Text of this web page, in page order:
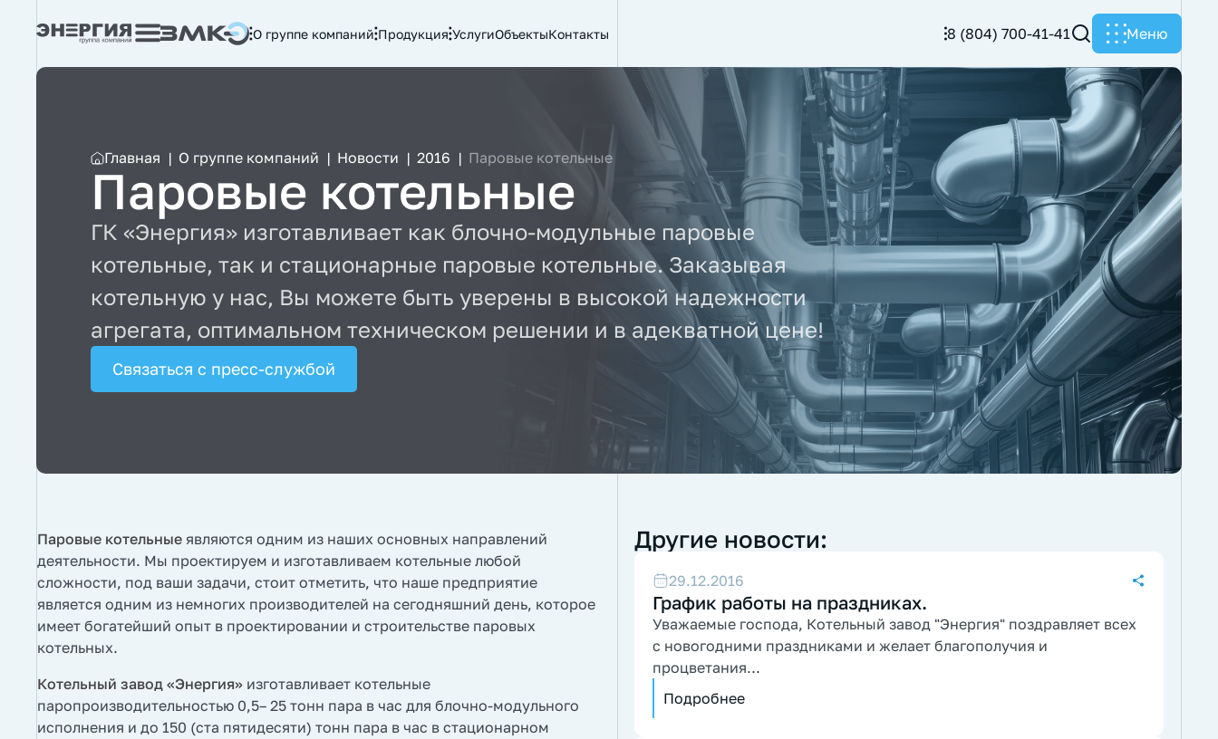
О группе компаний Продукция УслугиОбъектыКонтакты 8 (804) 700-41-41 Меню
Главная | О группе компаний | Новости | 2016 | Паровые котельные
Паровые котельные
ГК «Энергия» изготавливает как блочно-модульные паровые
котельные, так и стационарные паровые котельные. Заказывая
котельную у нас, Вы можете быть уверены в высокой надежности
агрегата, оптимальном техническом решении и в адекватной цене!
Связаться с пресс-службой
Паровые котельные являются одним из наших основных направлений
деятельности. Мы проектируем и изготавливаем котельные любой
сложности, под ваши задачи, стоит отметить, что наше предприятие
является одним из немногих производителей на сегодняшний день, которое
имеет богатейший опыт в проектировании и строительстве паровых
котельных.
Котельный завод «Энергия» изготавливает котельные
паропроизводительностью 0,5– 25 тонн пара в час для блочно-модульного
исполнения и до 150 (ста пятидесяти) тонн пара в час в стационарном
Другие новости:
29.12.2016
График работы на праздниках.
Уважаемые господа, Котельный завод "Энергия" поздравляет всех
с новогодними праздниками и желает благополучия и
процветания...
Подробнее